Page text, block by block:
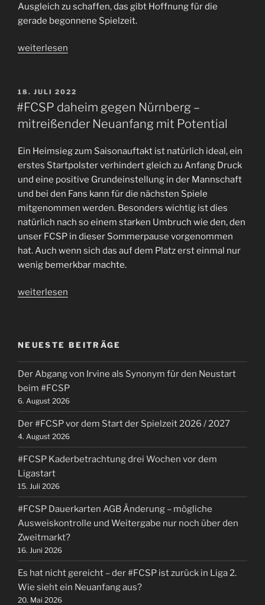
Ausgleich zu schaffen, das gibt Hoffnung für die
gerade begonnene Spielzeit.
„Ausgleich.
#FCSP
Punkteteilung
und
die
Fehl(d)entscheidungen…“
weiterlesen
VERÖFFENTLICHT
AM
18. JULI 2022
#FCSP daheim gegen Nürnberg –
mitreißender Neuanfang mit Potential
Ein Heimsieg zum Saisonauftakt ist natürlich ideal, ein
erstes Startpolster verhindert gleich zu Anfang Druck
und eine positive Grundeinstellung in der Mannschaft
und bei den Fans kann für die nächsten Spiele
mitgenommen werden. Besonders wichtig ist dies
natürlich nach so einem starken Umbruch wie den, den
unser FCSP in dieser Sommerpause vorgenommen
hat. Auch wenn sich das auf dem Platz erst einmal nur
wenig bemerkbar machte.
„#FCSP
–
mitreißender
Neuanfang
mit
Potential“
weiterlesen
NEUESTE BEITRÄGE
Der Abgang von Irvine als Synonym für den Neustart
beim #FCSP
6. August 2026
Der #FCSP vor dem Start der Spielzeit 2026 / 2027
4. August 2026
#FCSP Kaderbetrachtung drei Wochen vor dem
Ligastart
15. Juli 2026
#FCSP Dauerkarten AGB Änderung – mögliche
Ausweiskontrolle und Weitergabe nur noch über den
Zweitmarkt?
16. Juni 2026
Es hat nicht gereicht – der #FCSP ist zurück in Liga 2.
Wie sieht ein Neuanfang aus?
20. Mai 2026